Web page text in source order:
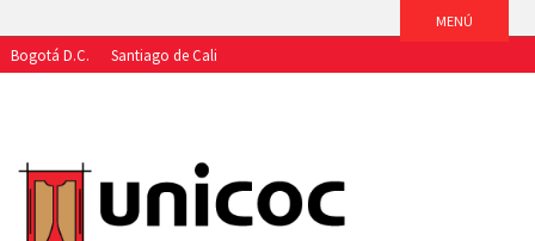
Bogotá D.C.
Santiago de Cali